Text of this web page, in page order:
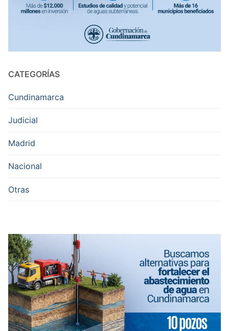
CATEGORÍAS
Cundinamarca
Judicial
Madrid
Nacional
Otras